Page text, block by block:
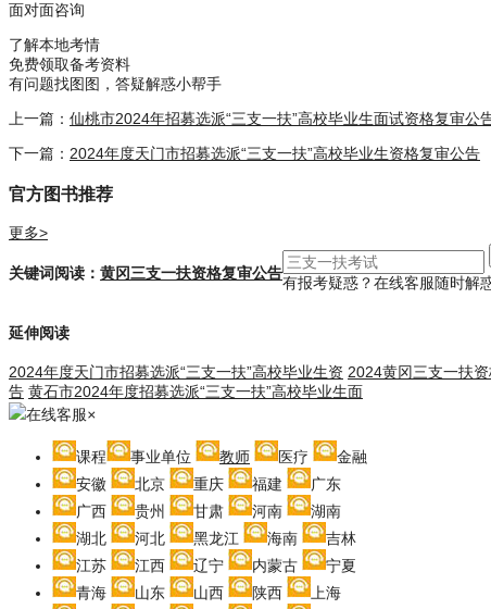
面对面咨询
了解本地考情
免费领取备考资料
有问题找图图，答疑解惑小帮手
上一篇： 仙桃市2024年招募选派“三支一扶”高校毕业生面试资格复审公
下一篇： 2024年度天门市招募选派“三支一扶”高校毕业生资格复审公告
官方图书推荐
更多>
关键词阅读： 黄冈三支一扶资格复审公告
延伸阅读
2024年度天门市招募选派“三支一扶”高校毕业生资 2024黄冈三支一扶
告 黄石市2024年度招募选派“三支一扶”高校毕业生面
有报考疑惑？在线客服随时解
在线客服×
课程 事业单位 教师 医疗
金融
安徽
北京 重庆 福建
广东
广西
贵州 甘肃 河南
湖南
湖北
河北 黑龙江 海南
吉林
江苏
江西 辽宁 内蒙古
宁夏
青海
山东 山西 陕西 上海